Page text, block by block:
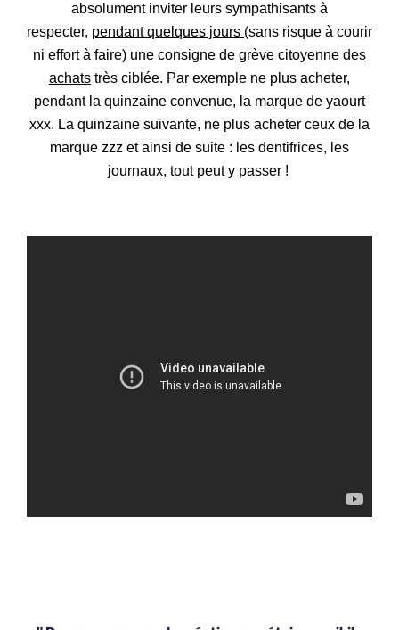
absolument inviter leurs sympathisants à
respecter, pendant quelques jours (sans risque à courir
ni effort à faire) une consigne de grève citoyenne des
achats très ciblée. Par exemple ne plus acheter,
pendant la quinzaine convenue, la marque de yaourt
xxx. La quinzaine suivante, ne plus acheter ceux de la
marque zzz et ainsi de suite : les dentifrices, les
journaux, tout peut y passer !